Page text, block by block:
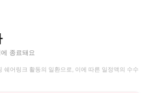
종료돼요
쉐어링크 활동의 일환으로, 이에 따른 일정액의 수수